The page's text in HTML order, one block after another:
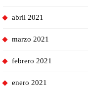
abril 2021
marzo 2021
febrero 2021
enero 2021